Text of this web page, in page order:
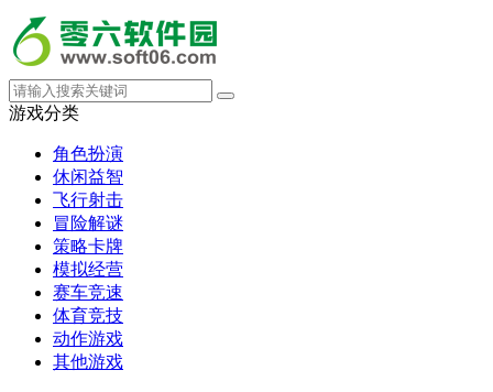
游戏分类
角色扮演
休闲益智
飞行射击
冒险解谜
策略卡牌
模拟经营
赛车竞速
体育竞技
动作游戏
其他游戏